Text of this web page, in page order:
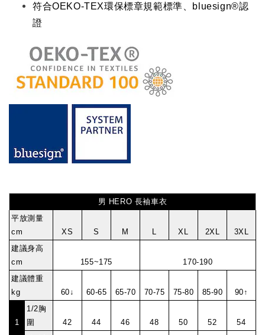
符合OEKO-TEX環保標章規範標準、bluesign®認
證
男 HERO 長袖車衣
平放測量
cm
XS S M L XL 2XL
3XL
建議身高
cm
155~175
170-190
建議體重
kg
60↓ 60-65 65-70 70-75 75-80 85-90 90↑
1
1/2胸
圍
42 44 46 48 50 52 54